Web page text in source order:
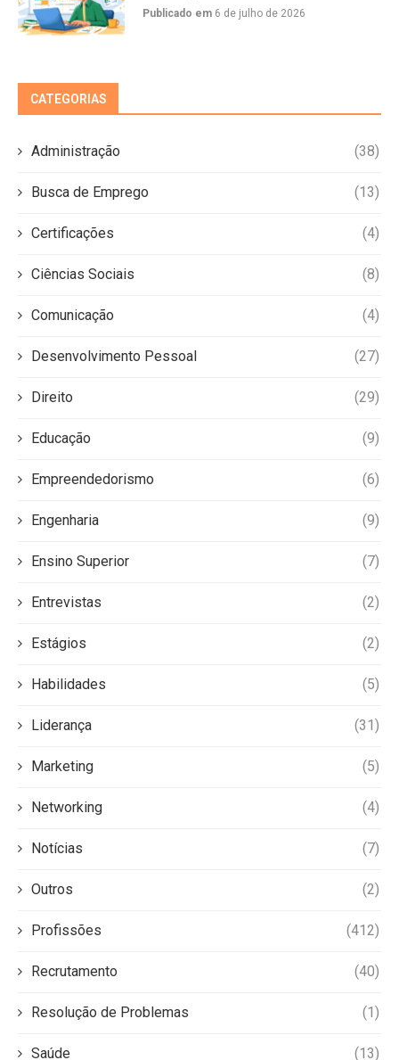
Publicado em 6 de julho de 2026
CATEGORIAS
Administração (38)
Busca de Emprego (13)
Certificações (4)
Ciências Sociais (8)
Comunicação (4)
Desenvolvimento Pessoal (27)
Direito (29)
Educação (9)
Empreendedorismo (6)
Engenharia (9)
Ensino Superior (7)
Entrevistas (2)
Estágios (2)
Habilidades (5)
Liderança (31)
Marketing (5)
Networking (4)
Notícias (7)
Outros (2)
Profissões (412)
Recrutamento (40)
Resolução de Problemas (1)
Saúde (13)